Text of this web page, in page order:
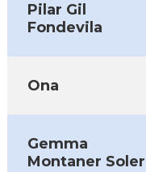
Pilar Gil
Fondevila
Ona
Gemma
Montaner Soler